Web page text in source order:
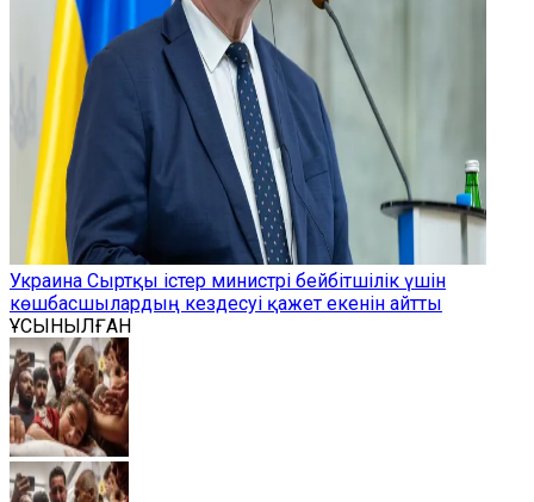
Украина Сыртқы істер министрі бейбітшілік үшін
көшбасшылардың кездесуі қажет екенін айтты
ҰСЫНЫЛҒАН